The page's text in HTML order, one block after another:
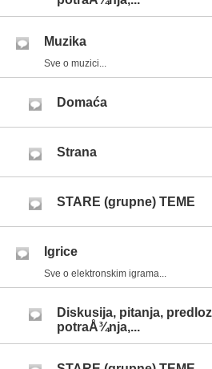
Muzika
Sve o muzici...
Domaća
Strana
STARE (grupne) TEME
Igrice
Sve o elektronskim igrama...
Diskusija, pitanja,
potraÅ¾nja,...